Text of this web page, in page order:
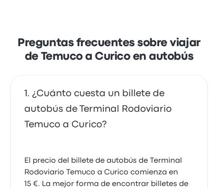
este viaje cuestan como mínimo 16 €
Preguntas frecuentes sobre viajar
de Temuco a Curico en autobús
¿Cuánto cuesta un billete de
autobús de Terminal Rodoviario
Temuco a Curico?
El precio del billete de autobús de Terminal
Rodoviario Temuco a Curico comienza en
15 €. La mejor forma de encontrar billetes de